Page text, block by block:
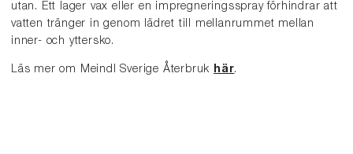
utan. Ett lager vax eller en impregneringsspray förhindrar att
vatten tränger in genom lädret till mellanrummet mellan
inner- och yttersko.
Läs mer om Meindl Sverige Återbruk här.